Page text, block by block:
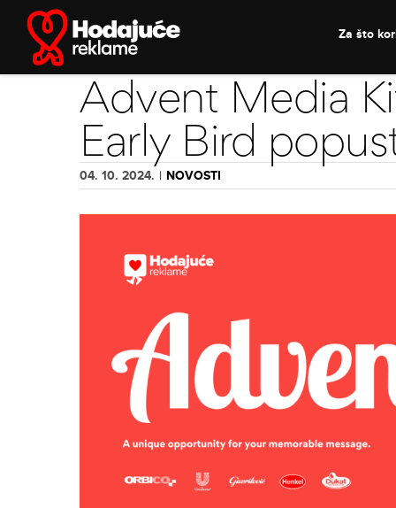
content
Za što
Advent Media
Early Bird
04. 10. 2024. | NOVOSTI